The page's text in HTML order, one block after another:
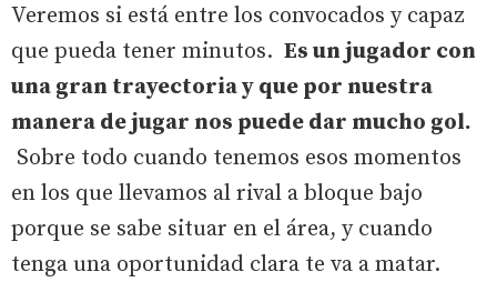
Veremos si está entre los convocados y capaz
que pueda tener minutos. Es un jugador con
una gran trayectoria y que por nuestra
manera de jugar nos puede dar mucho gol.
Sobre todo cuando tenemos esos momentos
en los que llevamos al rival a bloque bajo
porque se sabe situar en el área, y cuando
tenga una oportunidad clara te va a matar.